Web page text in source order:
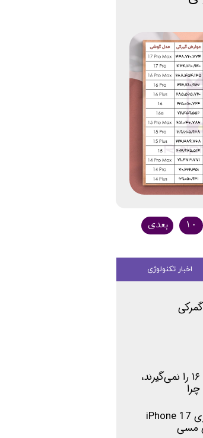
۱۰ بعدی
اخبار تکنولوژی
لیست ۳۱ گوشی شیائومی که اندروید ۱۶ را نمی‌گیرند،
طراحی دوربین و رنگ‌های کامل سری iPhone 17
مسی